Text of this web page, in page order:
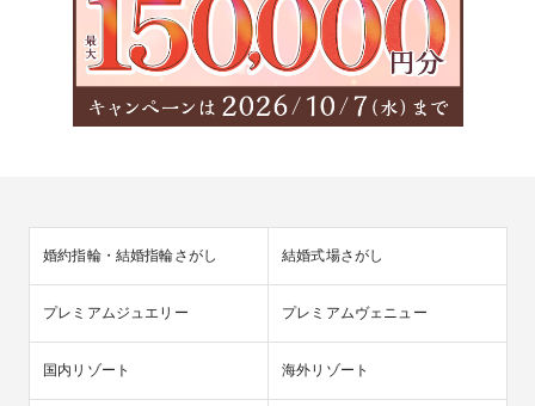
婚約指輪・結婚指輪さがし 結婚式場さがし
プレミアムジュエリー プレミアムヴェニュー
国内リゾート 海外リゾート